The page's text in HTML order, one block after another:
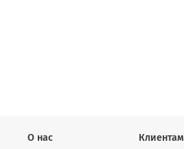
О нас Клиентам